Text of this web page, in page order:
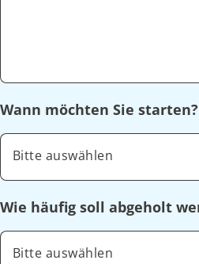
Wann möchten Sie starten?
Bitte auswählen
Wie häufig soll abgeholt
Bitte auswählen